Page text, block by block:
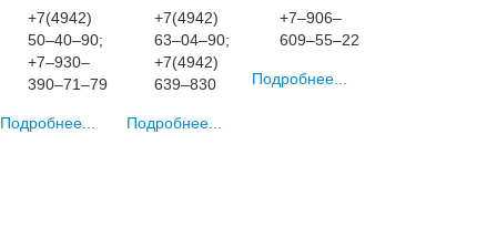
+7(4942)
50‒40‒90;
+7‒930‒
390‒71‒79
Подробнее...
+7(4942)
63‒04‒90;
+7(4942)
639‒830
Подробнее...
+7‒906‒
609‒55‒22
Подробнее...